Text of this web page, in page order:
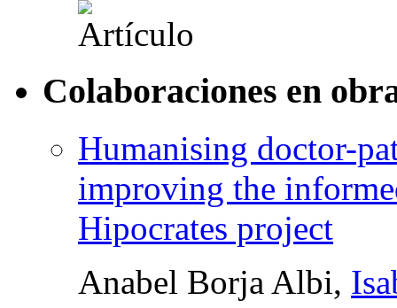
Colaboraciones en
Humanising doctor-
improving the
Hipocrates project
Anabel Borja Albi,